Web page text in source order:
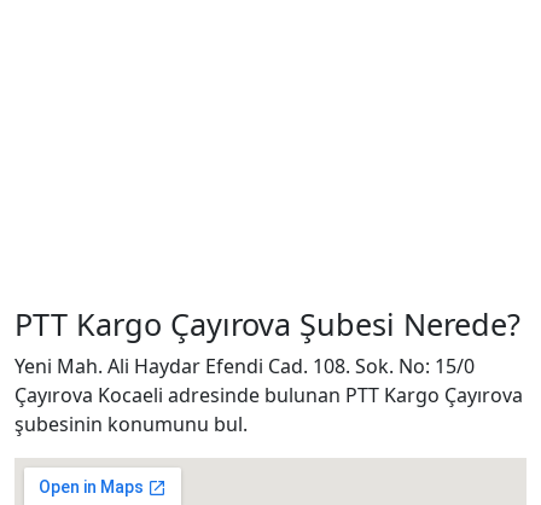
PTT Kargo Çayırova Şubesi Nerede?
Yeni Mah. Ali Haydar Efendi Cad. 108. Sok. No: 15/0
Çayırova Kocaeli adresinde bulunan PTT Kargo Çayırova
şubesinin konumunu bul.